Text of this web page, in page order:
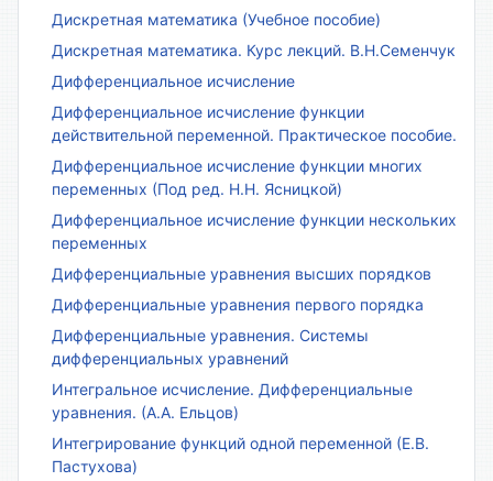
Дискретная математика (Учебное пособие)
Дискретная математика. Курс лекций. В.Н.Семенчук
Дифференциальное исчисление
Дифференциальное исчисление функции
действительной переменной. Практическое пособие.
Дифференциальное исчисление функции многих
переменных (Под ред. Н.Н. Ясницкой)
Дифференциальное исчисление функции нескольких
переменных
Дифференциальные уравнения высших порядков
Дифференциальные уравнения первого порядка
Дифференциальные уравнения. Системы
дифференциальных уравнений
Интегральное исчисление. Дифференциальные
уравнения. (А.А. Ельцов)
Интегрирование функций одной переменной (Е.В.
Пастухова)